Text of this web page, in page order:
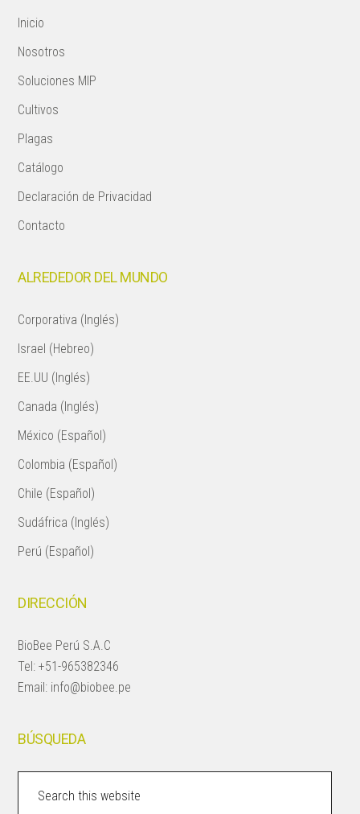
Inicio
Nosotros
Soluciones MIP
Cultivos
Plagas
Catálogo
Declaración de Privacidad
Contacto
ALREDEDOR DEL MUNDO
Corporativa (Inglés)
Israel (Hebreo)
EE.UU (Inglés)
Canada (Inglés)
México (Español)
Colombia (Español)
Chile (Español)
Sudáfrica (Inglés)
Perú (Español)
DIRECCIÓN
BioBee Perú S.A.C
Tel:+51-965382346
Email: info@biobee.pe
BÚSQUEDA